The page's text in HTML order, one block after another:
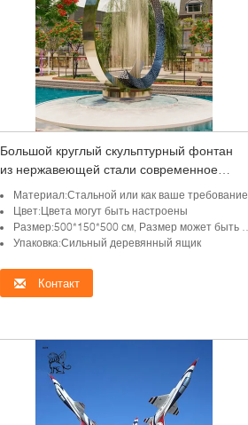
Большой круглый скульптурный фонтан
из нержавеющей стали современное
искусство абстрактная статуя на заказ
Наружный бассейн
Материал:Стальной или как ваше требование
Цвет:Цвета могут быть настроены
Размер:500*150*500 см, Размер может быть настроен
Упаковка:Сильный деревянный ящик
Контакт